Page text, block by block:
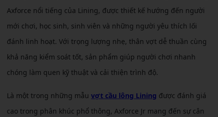
Axforce nổi tiếng của Lining, được thiết kế hướng đến người
mới chơi, học sinh, sinh viên và những người yêu thích lối
đánh linh hoạt. Với trọng lượng nhẹ, thân vợt dễ thuần cùng
khả năng kiểm soát tốt, sản phẩm giúp người chơi nhanh
chóng làm quen kỹ thuật và cải thiện trình độ.
Là một trong những mẫu vợt cầu lông Lining được đánh giá
cao trong phân khúc phổ thông, Axforce Jr mang đến sự cân